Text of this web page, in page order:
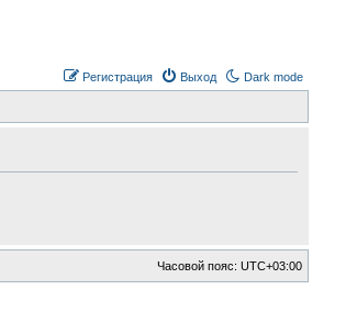
Dark mode
Выход
Регистрация
Часовой пояс:UTC+03:00